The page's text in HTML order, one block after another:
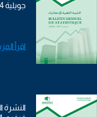
جويلية 2024
اقرأ
النشرة